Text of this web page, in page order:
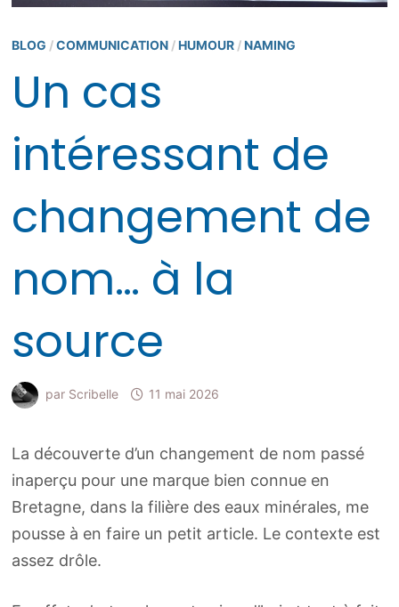
BLOG /COMMUNICATION /HUMOUR /NAMING
Un cas
intéressant de
changement de
nom… à la
source
par Scribelle 11 mai 2026
La découverte d’un changement de nom passé
inaperçu pour une marque bien connue en
Bretagne, dans la filière des eaux minérales, me
pousse à en faire un petit article. Le contexte est
assez drôle.